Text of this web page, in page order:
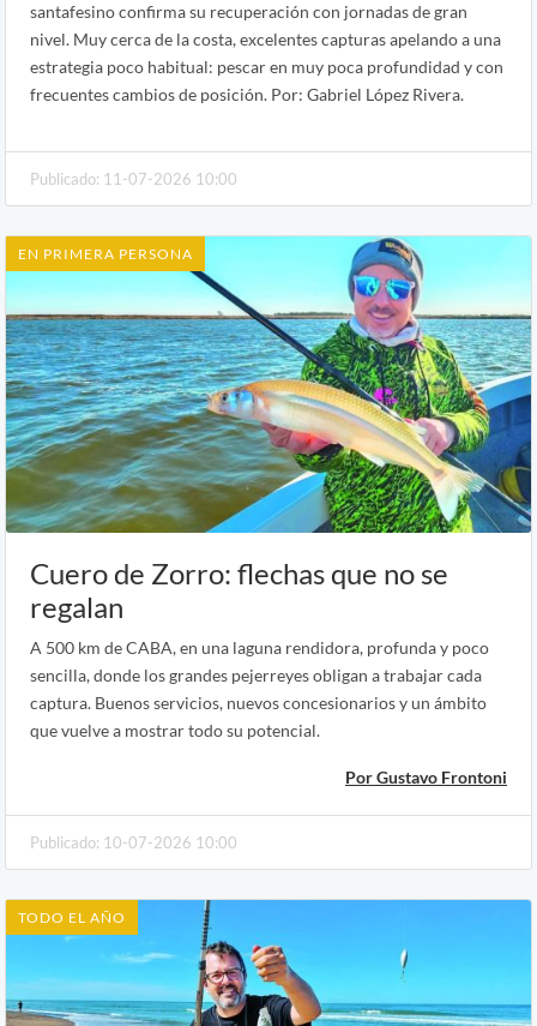
santafesino confirma su recuperación con jornadas de gran
nivel. Muy cerca de la costa, excelentes capturas apelando a una
estrategia poco habitual: pescar en muy poca profundidad y con
frecuentes cambios de posición. Por: Gabriel López Rivera.
Publicado: 11-07-2026 10:00
EN PRIMERA PERSONA
Cuero de Zorro: flechas que no se
regalan
A 500 km de CABA, en una laguna rendidora, profunda y poco
sencilla, donde los grandes pejerreyes obligan a trabajar cada
captura. Buenos servicios, nuevos concesionarios y un ámbito
que vuelve a mostrar todo su potencial.
Por Gustavo Frontoni
Publicado: 10-07-2026 10:00
TODO EL AÑO